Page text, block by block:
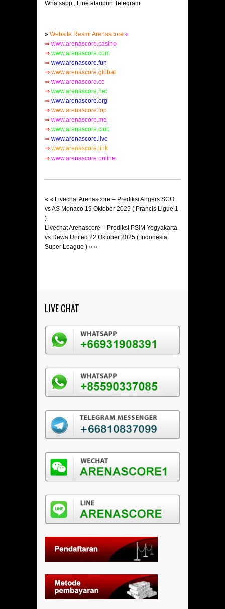
Whatsapp , Line ataupun Telegram
» Website Resmi Arenascore «
⇒ www.arenascore.casino
⇒ www.arenascore.com
⇒ www.arenascore.fun
⇒ www.arenascore.global
⇒ www.arenascore.co
⇒ www.arenascore.net
⇒ www.arenascore.org
⇒ www.arenascore.top
⇒ www.arenascore.me
⇒ www.arenascore.club
⇒ www.arenascore.live
⇒ www.arenascore.link
⇒ www.arenascore.online
« « Livechat Arenascore – Prediksi Angers SCO
vs AS Monaco 19 Oktober 2025 ( Prancis Ligue 1
)
Livechat Arenascore – Prediksi PSIM Yogyakarta
vs Dewa United 22 Oktober 2025 ( Indonesia
Super League ) » »
LIVE CHAT